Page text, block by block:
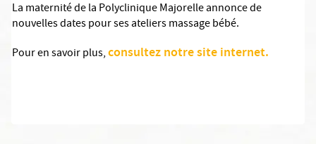
La maternité de la Polyclinique Majorelle annonce de
nouvelles dates pour ses ateliers massage bébé.
Pour en savoir plus,consultez notre site internet.